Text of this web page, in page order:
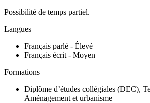
Possibilité de temps partiel.
Langues
Français parlé - Élevé
Français écrit - Moyen
Formations
Diplôme d’études collégiales (DEC),
Aménagement et urbanisme